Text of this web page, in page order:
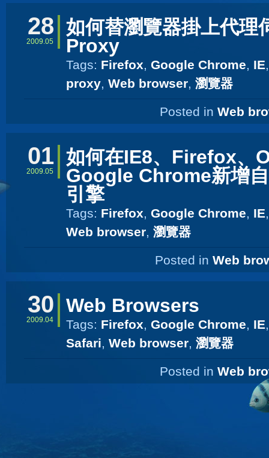
28
2009.05
如何替瀏覽器掛上代理
Proxy
Tags: Firefox, Google Chrome, IE
proxy, Web browser, 瀏覽器
Posted in Web
01
2009.05
如何在IE8、Firefox、
Google Chrome新增
引擎
Tags: Firefox, Google Chrome, IE
Web browser, 瀏覽器
Posted in Web
30
2009.04
Web Browsers
Tags: Firefox, Google Chrome, IE
Safari, Web browser, 瀏覽器
Posted in Web